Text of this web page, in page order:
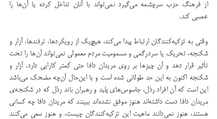
از فرهنگ حزب سرچشمه می‌گیرد نمی‌تواند با آنان تداخل کرده یا آن‌ها را
عصبی کند.
وقتی به تزکیه‌کنندگان ارتباط پیدا می‌کند، هیچ‌یک از رویکردها، ترفندها، آزار و
شکنجه، تحریک یا سردرگمی و مسمومیت مردم معمولی نمی‌تواند آن‌ها را تحت
تأثیر قرار دهد و آن چیزها بر روی مریدان دافا حتی کمتر کارایی دارد. آزار و
شکنجه اکنون به این حد طولانی شده است و با این‌حال آن‌چه مضحک می‌باشد
این است که آن افراد رذل، جاسوس‌های پلید و رهبران باند رذل که در شکنجه‌ی
مریدان دافا دست داشته‌اند هنوز موفق نشده‌اند ببینند که مریدان دافا چه کسانی
هستند، هنوز نمی‌دانند ماهیت این تزکیه‌کنندگان چیست، و هنوز سعی می‌کنند